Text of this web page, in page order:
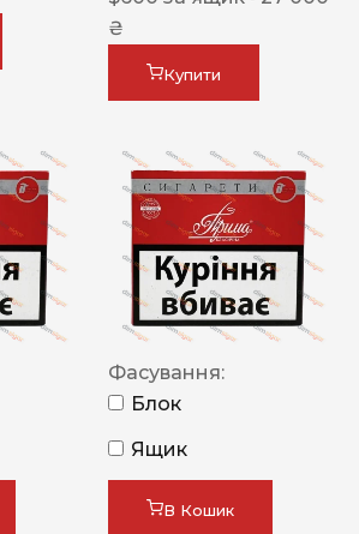
₴
Купити
Фасування:
Блок
Ящик
В Кошик